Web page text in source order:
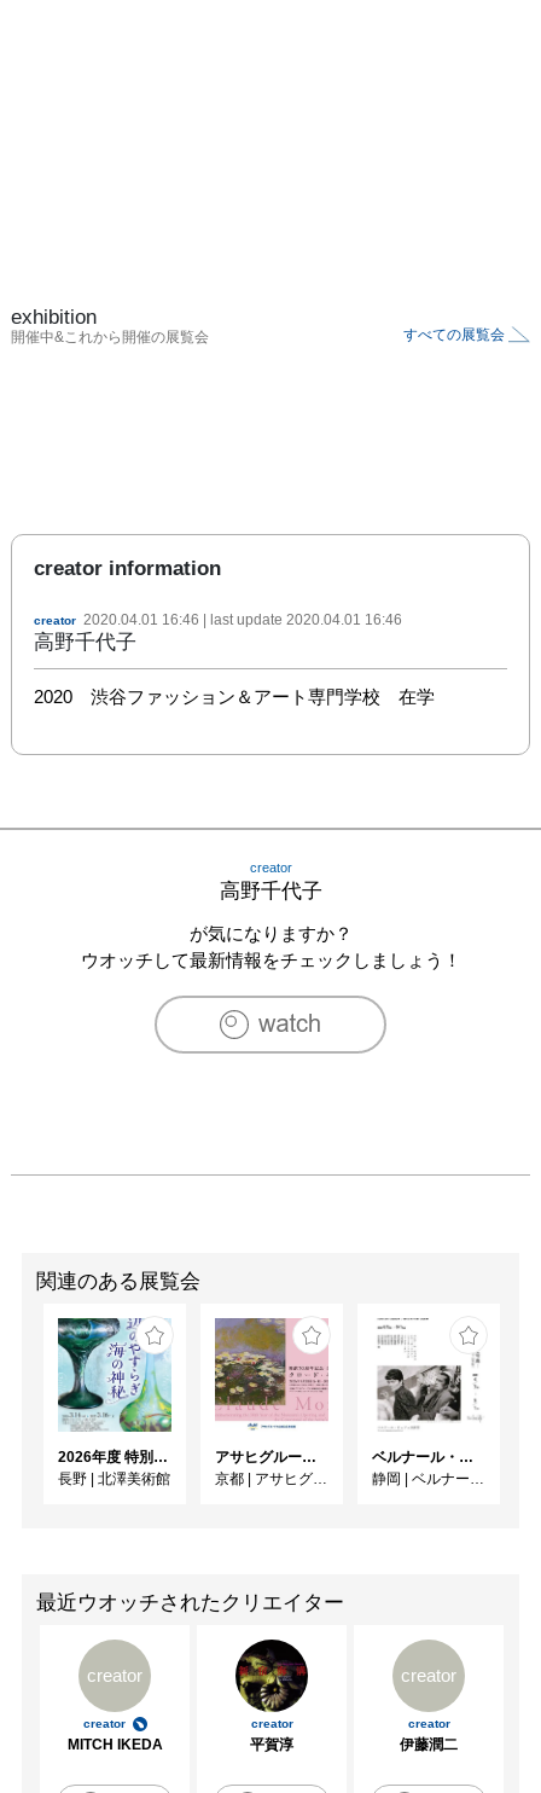
exhibition
開催中&これから開催の展覧会 すべての展覧会
creator information
creator 2020.04.01 16:46 | last update 2020.04.01 16:46
高野千代子
2020　渋谷ファッション＆アート専門学校　在学
creator
高野千代子
が気になりますか？
ウオッチして最新情報をチェックしましょう！
関連のある展覧会
2026年度 特別展「ガレとドーム、アール･ヌーヴォーのガラス 水辺のやすらぎ、海の神秘」
長野 | 北澤美術館
アサヒグループ大山崎山荘美術館 開館30周年記念展「没後100年 クロード・モネ」
京都 | アサヒグループ大山崎山荘美術館
ベルナール・ビュフェと写真 ーカメラがとらえたビュフェとその時代、そして21 世紀へ
静岡 | ベルナール・ビュフェ美術館
最近ウオッチされたクリエイター
creator
creator
MITCH IKEDA
creator
平賀淳
creator
creator
伊藤潤二